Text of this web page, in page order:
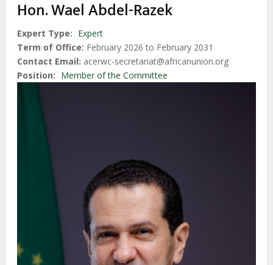
Hon. Wael Abdel-Razek
Expert Type
Expert
Term of Office February 2026 to February 2031
Contact Email acerwc-secretariat@africanunion.org
Position
Member of the Committee